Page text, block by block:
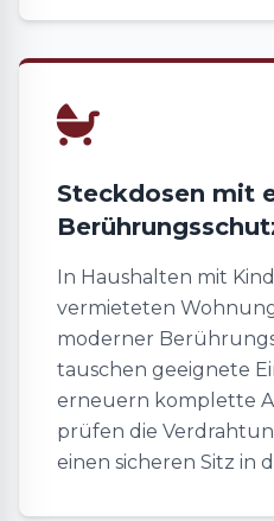
Steckdosen mit
In Haushalten mit
vermieteten
moderner
tauschen geeignete
erneuern komplette
prüfen die
einen sicheren Sitz in